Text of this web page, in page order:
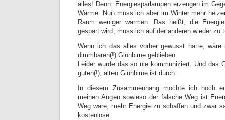
alles! Denn: Energiesparlampen erzeugen im
Wärme. Nun muss ich aber im Winter mehr
Raum weniger wärmen. Das heißt, die
gespart wird, muss ich auf der anderen wieder zu
Wenn ich das alles vorher gewusst hätte,
dimmbaren(!) Glühbirne geblieben.
Leider wurde das so nie kommuniziert. Und das
guten(!), alten Glühbirne ist durch…
In diesem Zusammenhang möchte ich noch
meinen Augen sowieso der falsche Weg ist
Weg wäre, mehr Energie zu schaffen und zwar
kostenlose.